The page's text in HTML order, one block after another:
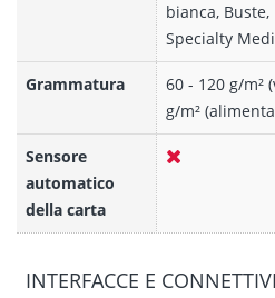
bianca,
Specialty
Grammatura
60 - 120 g/m²
g/m²
Sensore
automatico
della carta
INTERFACCE E